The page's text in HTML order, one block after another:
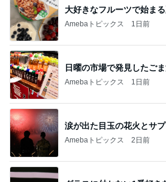
大好きなフルーツで始ま
Amebaトピックス 1日前
日曜の市場で発見したご
Amebaトピックス 1日前
涙が出た目玉の花火とサ
Amebaトピックス 2日前